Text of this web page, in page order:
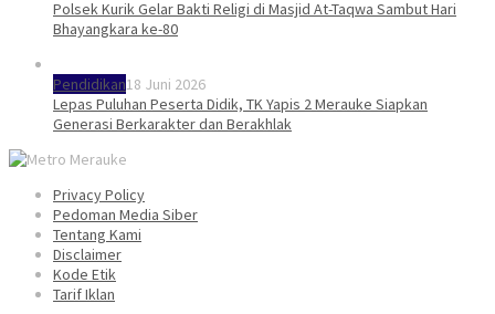
Polsek Kurik Gelar Bakti Religi di Masjid At-Taqwa Sambut Hari
Bhayangkara ke-80
Pendidikan18 Juni 2026
Lepas Puluhan Peserta Didik, TK Yapis 2 Merauke Siapkan
Generasi Berkarakter dan Berakhlak
Privacy Policy
Pedoman Media Siber
Tentang Kami
Disclaimer
Kode Etik
Tarif Iklan